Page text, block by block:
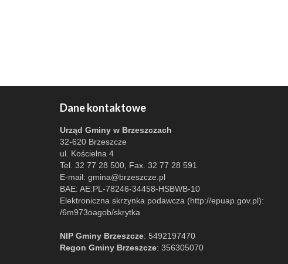
Dane kontaktowe
Urząd Gminy w Brzeszczach
32-620 Brzeszcze
ul. Kościelna 4
Tel. 32 77 28 500, Fax. 32 77 28 591
E-mail: gmina@brzeszcze.pl
BAE: AE:PL-78246-34458-HSBWB-10
Elektroniczna skrzynka podawcza (http://epuap.gov.pl):
/6m973oagob/skrytka
NIP Gminy Brzeszcze: 5492197470
Regon Gminy Brzeszcze: 356305070